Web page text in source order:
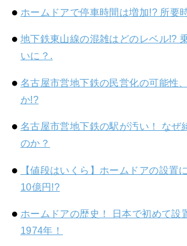
ホームドアで停車時間は増加!? 所要
地下鉄東山線の混雑はどのレベル!?
いに？.
名古屋市営地下鉄の民営化の可能性
か!?
名古屋市営地下鉄の駅が汚い！ なぜ
のか？
【値段はいくら】ホームドアの設置
10億円!?
ホームドアの歴史！ 日本で初めて設
1974年！